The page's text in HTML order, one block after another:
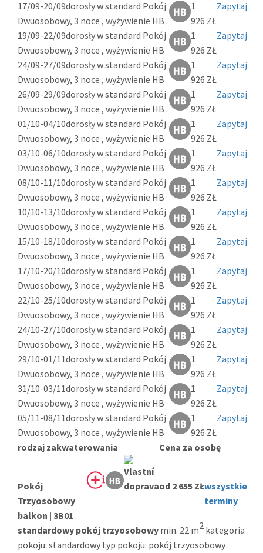
17/09-20/09dorosły w standard Pokój
Dwuosobowy, 3 noce , wyżywienie HB
1
926 ZŁ
Zapytaj
19/09-22/09dorosły w standard Pokój
Dwuosobowy, 3 noce , wyżywienie HB
1
926 ZŁ
Zapytaj
24/09-27/09dorosły w standard Pokój
Dwuosobowy, 3 noce , wyżywienie HB
1
926 ZŁ
Zapytaj
26/09-29/09dorosły w standard Pokój
Dwuosobowy, 3 noce , wyżywienie HB
1
926 ZŁ
Zapytaj
01/10-04/10dorosły w standard Pokój
Dwuosobowy, 3 noce , wyżywienie HB
1
926 ZŁ
Zapytaj
03/10-06/10dorosły w standard Pokój
Dwuosobowy, 3 noce , wyżywienie HB
1
926 ZŁ
Zapytaj
08/10-11/10dorosły w standard Pokój
Dwuosobowy, 3 noce , wyżywienie HB
1
926 ZŁ
Zapytaj
10/10-13/10dorosły w standard Pokój
Dwuosobowy, 3 noce , wyżywienie HB
1
926 ZŁ
Zapytaj
15/10-18/10dorosły w standard Pokój
Dwuosobowy, 3 noce , wyżywienie HB
1
926 ZŁ
Zapytaj
17/10-20/10dorosły w standard Pokój
Dwuosobowy, 3 noce , wyżywienie HB
1
926 ZŁ
Zapytaj
22/10-25/10dorosły w standard Pokój
Dwuosobowy, 3 noce , wyżywienie HB
1
926 ZŁ
Zapytaj
24/10-27/10dorosły w standard Pokój
Dwuosobowy, 3 noce , wyżywienie HB
1
926 ZŁ
Zapytaj
29/10-01/11dorosły w standard Pokój
Dwuosobowy, 3 noce , wyżywienie HB
1
926 ZŁ
Zapytaj
31/10-03/11dorosły w standard Pokój
Dwuosobowy, 3 noce , wyżywienie HB
1
926 ZŁ
Zapytaj
05/11-08/11dorosły w standard Pokój
Dwuosobowy, 3 noce , wyżywienie HB
1
926 ZŁ
Zapytaj
rodzaj zakwaterowania Cena za osobę
Pokój
Trzyosobowy
balkon | 3B01
od 2 655 ZŁwszystkie
terminy
standardowy pokój trzyosobowy min. 22 m2 kategoria
pokoju: standardowy typ pokoju: pokój trzyosobowy